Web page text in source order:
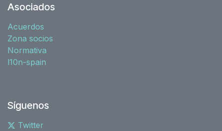
Asociados
Acuerdos
Zona socios
Normativa
l10n-spain
Síguenos
Twitter